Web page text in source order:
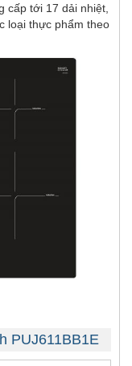
cấp tới 17 dải nhiệt,
loại thực phẩm theo
PUJ611BB1E